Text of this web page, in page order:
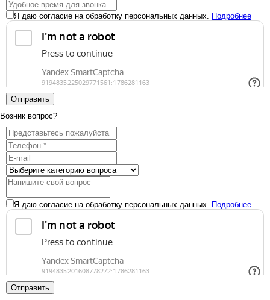
Я даю согласие на обработку персональных данных. Подробнее
Отправить
Возник вопрос?
Я даю согласие на обработку персональных данных. Подробнее
Отправить